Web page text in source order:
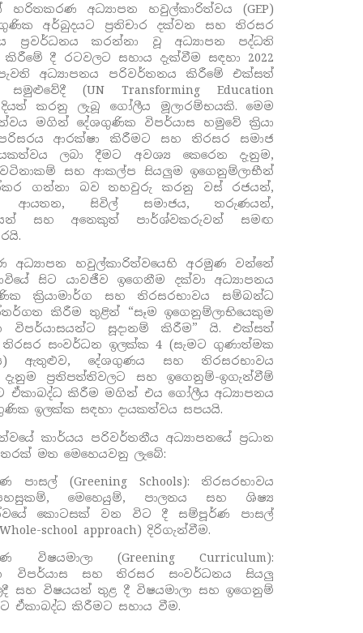
හරිතකරණ අධ්‍යාපන හවුල්කාරිත්වය (GEP)
අර්බුදයට ප්‍රතිචාර දක්වන සහ තිරසර
ප්‍රවර්ධනය කරන්නා වූ අධ්‍යාපන පද්ධති
දී රටවලට සහාය දැක්වීම සඳහා 2022
අධ්‍යාපනය පරිවර්තනය කිරීමේ එක්සත්
සමුළුවේදී (UN Transforming Education
දියත් කරනු ලැබූ ගෝලීය මූලාරම්භයකි. මෙම
මගින් දේශගුණික විපර්යාස හමුවේ ක්‍රියා
ආරක්ෂා කිරීමට සහ තිරසර සමාජ
ලබා දීමට අවශ්‍ය කෙරෙන දැනුම,
වටිනාකම් සහ ආකල්ප සියලුම ඉගෙනුම්ලාභීන්
ගන්නා බව තහවුරු කරනු වස් රජයන්,
ආයතන,සිවිල් සමාජය,තරුණයන්,
සහ අනෙකුත් පාර්ශ්වකරුවන් සමඟ
අධ්‍යාපන හවුල්කාරිත්වයෙහි අරමුණ වන්නේ
සිට යාවජීව ඉගෙනීම දක්වා අධ්‍යාපනය
ක්‍රියාමාර්ග සහ තිරසරභාවය සම්බන්ධ
කිරීම තුළින් “සෑම ඉගෙනුම්ලාභියෙකුම
විපර්යාසයන්ට සූදානම් කිරීම” යි. එක්සත්
තිරසර සංවර්ධන ඉලක්ක4 (සැමට ගුණාත්මක
ඇතුළුව, දේශගුණය සහ තිරසරභාවය
ප්‍රතිපත්තිවලට සහ ඉගෙනුම්-ඉගැන්වීම්
ඒකාබද්ධ කිරීම මගින් එය ගෝලීය අධ්‍යාපනය
ඉලක්ක සඳහා දායකත්වය සපයයි.
කාර්යය පරිවර්තනීය අධ්‍යාපනයේ ප්‍රධාන
මත මෙහෙයවනු ලැබේ:
පාසල් (Greening Schools):තිරසරභාවය
,මෙහෙයුම්, පාලනය සහ ශිෂ්‍ය
කොටසක් වන විට දී සම්පූර්ණ පාසල්
Whole-school approach)දිරිගැන්වීම.
විෂයමාලා (Greening Curriculum):
විපර්යාස සහ තිරසර සංවර්ධනය සියලු
සහ විෂයයන් තුළ දී විෂයමාලා සහ ඉගෙනුම්
ඒකාබද්ධ කිරීමට සහාය වීම.